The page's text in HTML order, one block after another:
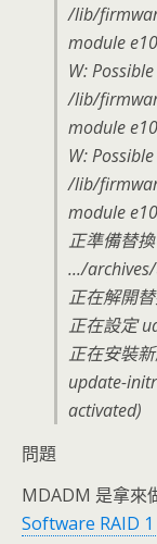
/lib/
module
W:
/lib/
module
W:
/lib/
module
正準備替
.../
正在解開
正在設定
正在安裝
update-
activated)
問題
MDADM 是拿來
Software RAID